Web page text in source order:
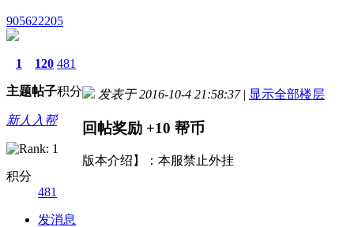
905622205
1
主题
120
帖子
481
积分
新人入帮
积分
481
发消息
发表于 2016-10-4 21:58:37 | 显示全部楼层
回帖奖励 +10 帮币
版本介绍】：本服禁止外挂